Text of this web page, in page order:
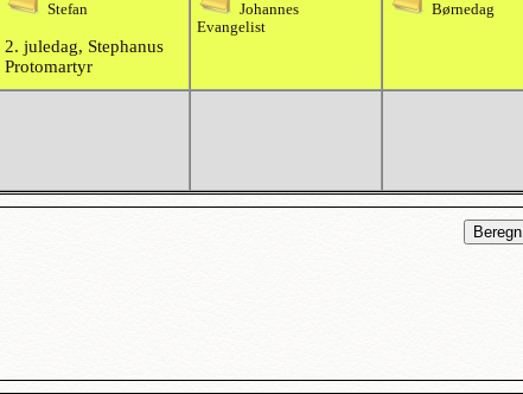
Stefan
2. juledag, Stephanus
Protomartyr
Johannes
Evangelist
Børnedag
Beregn